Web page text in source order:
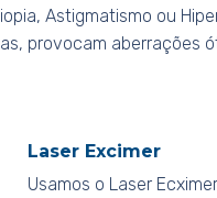
Astigmatismo ou
provocam aberrações
Laser Excimer
Usamos o Laser